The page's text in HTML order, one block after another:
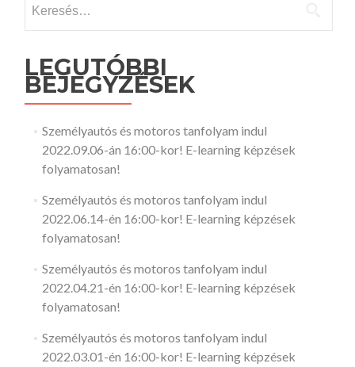
LEGUTÓBBI
BEJEGYZÉSEK
Személyautós és motoros tanfolyam indul
2022.09.06-án 16:00-kor! E-learning képzések
folyamatosan!
Személyautós és motoros tanfolyam indul
2022.06.14-én 16:00-kor! E-learning képzések
folyamatosan!
Személyautós és motoros tanfolyam indul
2022.04.21-én 16:00-kor! E-learning képzések
folyamatosan!
Személyautós és motoros tanfolyam indul
2022.03.01-én 16:00-kor! E-learning képzések